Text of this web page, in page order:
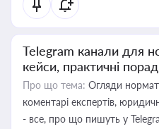
Telegram канали для
кейси, практичні
Про що тема: Огляди
коментарі експертів,
- все, про що пишуть у